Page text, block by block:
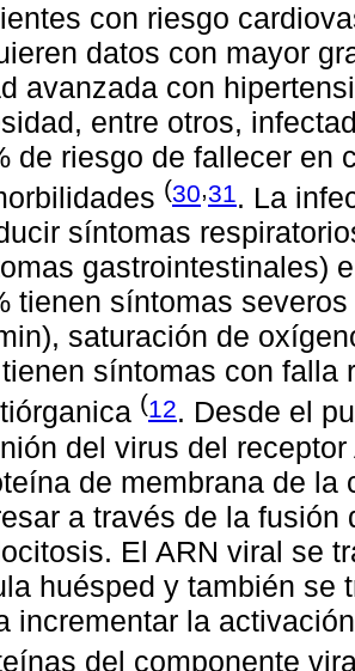
con riesgo
datos con mayor
avanzada con
entre otros,
de riesgo de fallecer en
(30,31. La
síntomas
gastrointestinales)
tienen síntomas
saturación de
síntomas con falla
(12. Desde el
del virus del
de membrana de la
a través de la fusión
El ARN viral se
huésped y también se
incrementar la
del componente